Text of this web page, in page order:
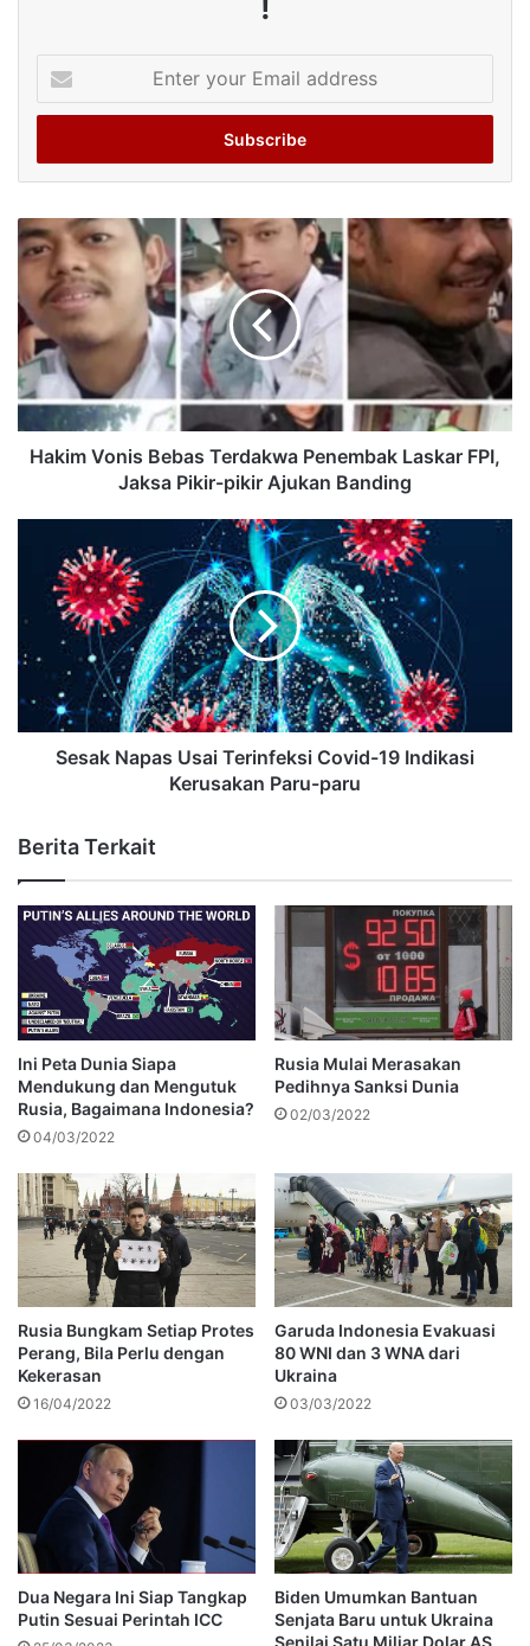
your
Email
Hakim Vonis Bebas Terdakwa Penembak Laskar FPI,
Jaksa Pikir-pikir Ajukan Banding
Sesak Napas Usai Terinfeksi Covid-19 Indikasi
Kerusakan Paru-paru
Berita Terkait
Ini Peta Dunia Siapa
Mendukung dan Mengutuk
Rusia, Bagaimana Indonesia?
04/03/2022
Rusia Mulai Merasakan
Pedihnya Sanksi Dunia
02/03/2022
Rusia Bungkam Setiap Protes
Perang, Bila Perlu dengan
Kekerasan
16/04/2022
Garuda Indonesia Evakuasi
80 WNI dan 3 WNA dari
Ukraina
03/03/2022
Dua Negara Ini Siap Tangkap
Putin Sesuai Perintah ICC
Biden Umumkan Bantuan
Senjata Baru untuk Ukraina